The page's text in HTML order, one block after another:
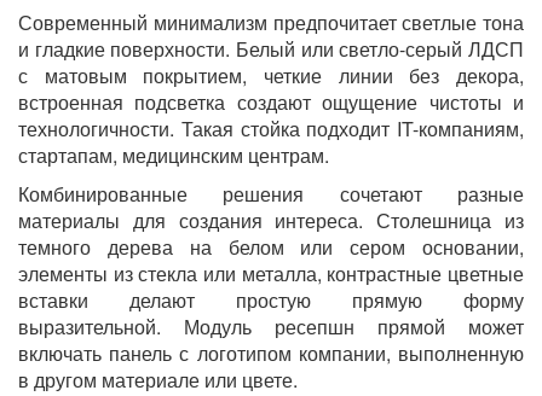
Современный минимализм предпочитает светлые тона
и гладкие поверхности. Белый или светло-серый ЛДСП
с матовым покрытием, четкие линии без декора,
встроенная подсветка создают ощущение чистоты и
технологичности. Такая стойка подходит IT-компаниям,
стартапам, медицинским центрам.
Комбинированные решения сочетают разные
материалы для создания интереса. Столешница из
темного дерева на белом или сером основании,
элементы из стекла или металла, контрастные цветные
вставки делают простую прямую форму
выразительной. Модуль ресепшн прямой может
включать панель с логотипом компании, выполненную
в другом материале или цвете.